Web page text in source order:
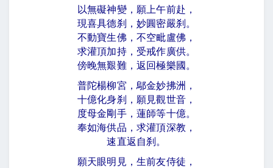
以無礙神變，願上午前赴，
現喜具德刹，妙圓密嚴刹。
不動寶生佛，不空毗盧佛，
求灌頂加持，受戒作廣供。
傍晚無艱難，返回極樂國。
普陀楊柳宮，鄔金妙拂洲，
十億化身刹，願見觀世音，
度母金剛手，蓮師等十億。
奉如海供品，求灌頂深教，
速直返自刹。
願天眼明見，生前友侍徒，